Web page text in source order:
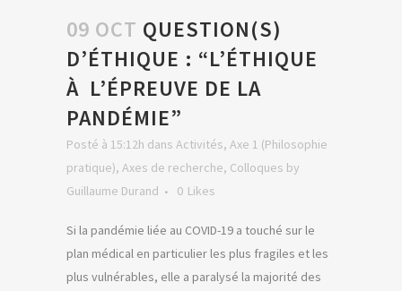
09 OCT QUESTION(S)
D’ÉTHIQUE : “L’ÉTHIQUE
À L’ÉPREUVE DE LA
PANDÉMIE”
Posté à 15:12h dans Activités, Axe 1 (Philosophie
pratique), Axes de recherche, Colloques by
Guillaume Durand
0 Likes
Si la pandémie liée au COVID-19 a touché sur le
plan médical en particulier les plus fragiles et les
plus vulnérables, elle a paralysé la majorité des